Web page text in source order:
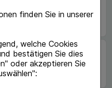
finden Sie in unserer
welche Cookies
bestätigen Sie dies
oder akzeptieren Sie